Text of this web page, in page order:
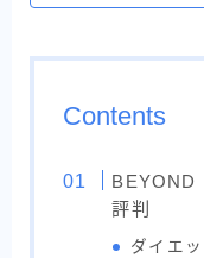
Contents
BEYOND
評判
ダイエ